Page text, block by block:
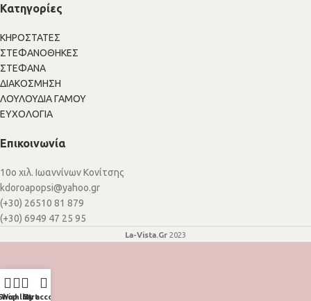
Κατηγορίες
ΚΗΡΟΣΤΑΤΕΣ
ΣΤΕΦΑΝΟΘΗΚΕΣ
ΣΤΕΦΑΝΑ
ΔΙΑΚΟΣΜΗΣΗ
ΛΟΥΛΟΥΔΙΑ ΓΑΜΟΥ
ΕΥΧΟΛΟΓΙΑ
Επικοινωνία
10ο χιλ. Ιωαννίνων Κονίτσης
kdoroapopsi@yahoo.gr
(+30) 26510 81 879
(+30) 6949 47 25 95
La-Vista.Gr 2023
WishlistCart
My account